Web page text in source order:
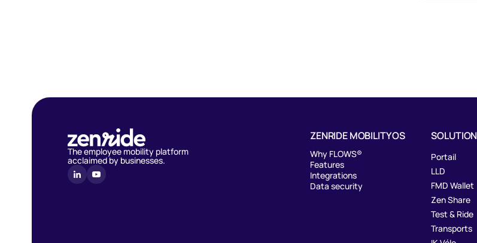
The employee mobility platform
acclaimed by businesses.
ZENRIDE MOBILITY OS
Why FLOWS®
Features
Integrations
Data security
Portail
LLD
FMD Wallet
Zen Share
Test & Ride
Transports